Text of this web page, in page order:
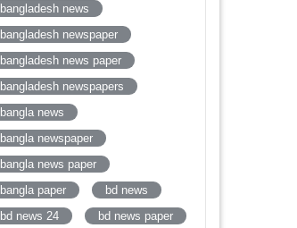
bangladesh news
bangladesh newspaper
bangladesh news paper
bangladesh newspapers
bangla news
bangla newspaper
bangla news paper
bangla paper
bd news
bd news 24
bd news paper